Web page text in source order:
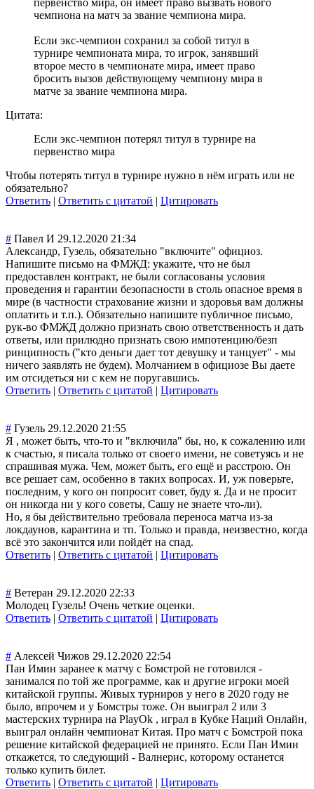
чемпиона на матч за звание чемпиона мира.
Если экс-чемпион сохранил за собой титул в
турнире чемпионата мира, то игрок, занявший
второе место в чемпионате мира, имеет право
бросить вызов действующему чемпиону мира в
матче за звание чемпиона мира.
Цитата:
Если экс-чемпион потерял титул в турнире на
первенство мира
Чтобы потерять титул в турнире нужно в нём играть или не
обязательно?
Ответить | Ответить с цитатой | Цитировать
# Павел И 29.12.2020 21:34
Александр, Гузель, обязательно "включите" официоз.
Напишите письмо на ФМЖД: укажите, что не был
предоставлен контракт, не были согласованы условия
проведения и гарантии безопасности в столь опасное время в
мире (в частности страхование жизни и здоровья вам должны
оплатить и т.п.). Обязательно напишите публичное письмо,
рук-во ФМЖД должно признать свою ответственность и дать
ответы, или прилюдно признать свою импотенцию/безп
ринципность ("кто деньги дает тот девушку и танцует" - мы
ничего заявлять не будем). Молчанием в официозе Вы даете
им отсидеться ни с кем не поругавшись.
Ответить | Ответить с цитатой | Цитировать
# Гузель 29.12.2020 21:55
Я , может быть, что-то и "включила" бы, но, к сожалению или
к счастью, я писала только от своего имени, не советуясь и не
спрашивая мужа. Чем, может быть, его ещё и расстрою. Он
все решает сам, особенно в таких вопросах. И, уж поверьте,
последним, у кого он попросит совет, буду я. Да и не просит
он никогда ни у кого советы, Сашу не знаете что-ли).
Но, я бы действительно требовала переноса матча из-за
локдаунов, карантина и тп. Только и правда, неизвестно, когда
всё это закончится или пойдёт на спад.
Ответить | Ответить с цитатой | Цитировать
# Ветеран 29.12.2020 22:33
Молодец Гузель! Очень четкие оценки.
Ответить | Ответить с цитатой | Цитировать
# Алексей Чижов 29.12.2020 22:54
Пан Имин заранее к матчу с Бомстрой не готовился -
занимался по той же программе, как и другие игроки моей
китайской группы. Живых турниров у него в 2020 году не
было, впрочем и у Бомстры тоже. Он выиграл 2 или 3
мастерских турнира на PlayOk , играл в Кубке Наций Онлайн,
выиграл онлайн чемпионат Китая. Про матч с Бомстрой пока
решение китайской федерацией не принято. Если Пан Имин
откажется, то следующий - Валнерис, которому останется
только купить билет.
Ответить | Ответить с цитатой | Цитировать